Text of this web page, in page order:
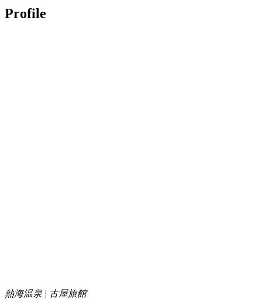
Profile
熱海温泉 | 古屋旅館